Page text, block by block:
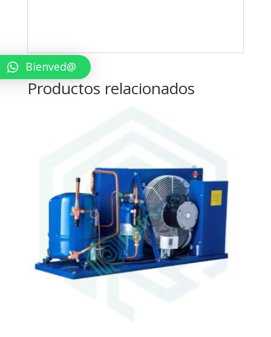
Productos relacionados
Bienved@